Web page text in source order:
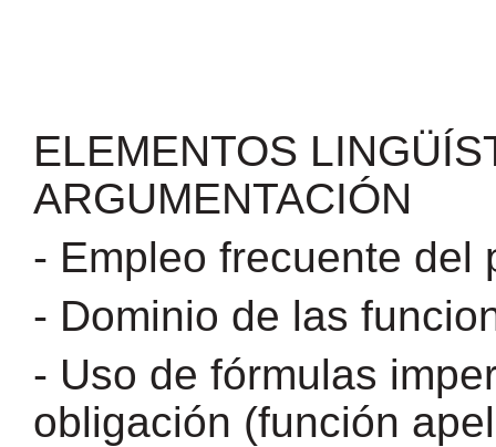
ELEMENTOS
ARGUMENTACIÓN
- Empleo frecuente del
- Dominio de las
- Uso de fórmulas
obligación (función